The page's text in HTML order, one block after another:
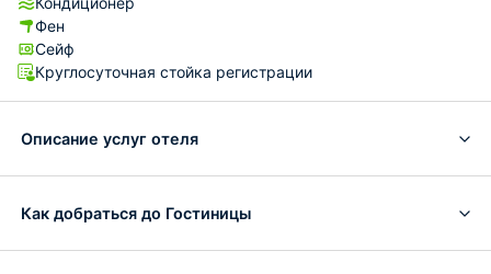
Фен
Сейф
Круглосуточная стойка регистрации
Описание услуг отеля
Как добраться до Гостиницы